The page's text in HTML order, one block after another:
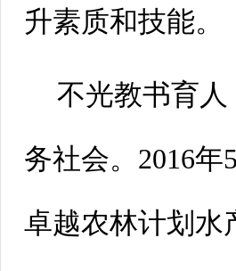
升素质和技能。
不光教书育
务社会。2016
卓越农林计划水